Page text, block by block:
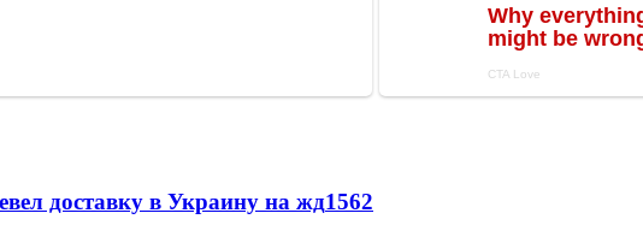
доставку в Украину на жд1562